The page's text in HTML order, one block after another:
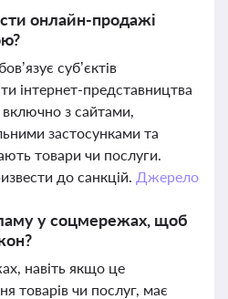
онлайн-продажі
суб’єктів
інтернет-представництва
з сайтами,
застосунками та
товари чи послуги.
до санкцій. Джерело
у соцмережах, щоб
навіть якщо це
товарів чи послуг, має